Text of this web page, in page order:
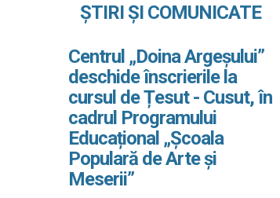
ȘTIRI ȘI COMUNICATE
Centrul „Doina Argeșului”
deschide înscrierile la
cursul de Țesut - Cusut, în
cadrul Programului
Educațional „Școala
Populară de Arte și
Meserii”